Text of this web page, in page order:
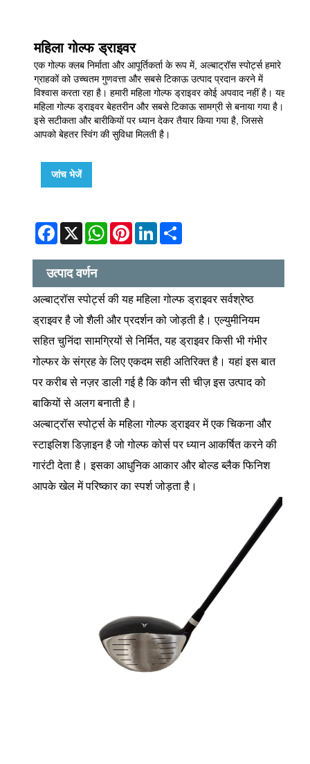
महिला गोल्फ ड्राइवर
एक गोल्फ क्लब निर्माता और आपूर्तिकर्ता के रूप में, अल्बाट्रॉस स्पोर्ट्स हमारे
ग्राहकों को उच्चतम गुणवत्ता और सबसे टिकाऊ उत्पाद प्रदान करने में
विश्वास करता रहा है। हमारी महिला गोल्फ ड्राइवर कोई अपवाद नहीं है। यह
महिला गोल्फ ड्राइवर बेहतरीन और सबसे टिकाऊ सामग्री से बनाया गया है।
इसे सटीकता और बारीकियों पर ध्यान देकर तैयार किया गया है, जिससे
आपको बेहतर स्विंग की सुविधा मिलती है।
जांच भेजें
Facebook
X WhatsApp
Pinterest
LinkedIn
उत्पाद वर्णन
अल्बाट्रॉस स्पोर्ट्स की यह महिला गोल्फ ड्राइवर सर्वश्रेष्ठ
ड्राइवर है जो शैली और प्रदर्शन को जोड़ती है। एल्युमीनियम
सहित चुनिंदा सामग्रियों से निर्मित, यह ड्राइवर किसी भी गंभीर
गोल्फर के संग्रह के लिए एकदम सही अतिरिक्त है। यहां इस बात
पर करीब से नज़र डाली गई है कि कौन सी चीज़ इस उत्पाद को
बाकियों से अलग बनाती है।
अल्बाट्रॉस स्पोर्ट्स के महिला गोल्फ ड्राइवर में एक चिकना और
स्टाइलिश डिज़ाइन है जो गोल्फ कोर्स पर ध्यान आकर्षित करने की
गारंटी देता है। इसका आधुनिक आकार और बोल्ड ब्लैक फिनिश
आपके खेल में परिष्कार का स्पर्श जोड़ता है।